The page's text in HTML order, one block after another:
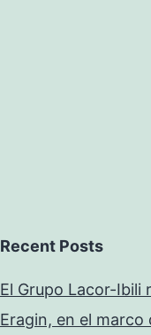
Recent Posts
El Grupo Lacor-Ibili
Eragin, en el marco